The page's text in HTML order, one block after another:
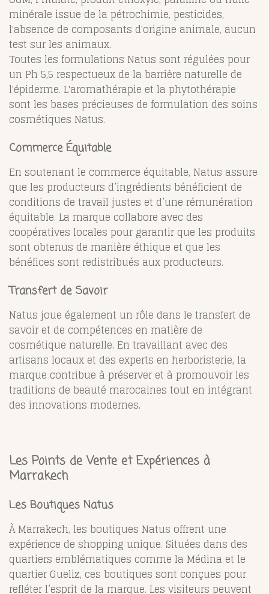
minérale issue de la pétrochimie, pesticides,
l'absence de composants d'origine animale, aucun
test sur les animaux.
Toutes les formulations Natus sont régulées pour
un Ph 5,5 respectueux de la barrière naturelle de
l'épiderme. L'aromathérapie et la phytothérapie
sont les bases précieuses de formulation des soins
cosmétiques Natus.
Commerce Équitable
En soutenant le commerce équitable, Natus assure
que les producteurs d’ingrédients bénéficient de
conditions de travail justes et d’une rémunération
équitable. La marque collabore avec des
coopératives locales pour garantir que les produits
sont obtenus de manière éthique et que les
bénéfices sont redistribués aux producteurs.
Transfert de Savoir
Natus joue également un rôle dans le transfert de
savoir et de compétences en matière de
cosmétique naturelle. En travaillant avec des
artisans locaux et des experts en herboristerie, la
marque contribue à préserver et à promouvoir les
traditions de beauté marocaines tout en intégrant
des innovations modernes.
Les Points de Vente et Expériences à
Marrakech
Les Boutiques Natus
À Marrakech, les boutiques Natus offrent une
expérience de shopping unique. Situées dans des
quartiers emblématiques comme la Médina et le
quartier Gueliz, ces boutiques sont conçues pour
refléter l’esprit de la marque. Les visiteurs peuvent